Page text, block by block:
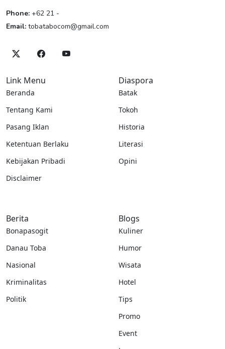
Phone: +62 21 -
Email: tobatabocom@gmail.com
Link Menu
Beranda
Tentang Kami
Pasang Iklan
Ketentuan Berlaku
Kebijakan Pribadi
Disclaimer
Diaspora
Batak
Tokoh
Historia
Literasi
Opini
Berita
Bonapasogit
Danau Toba
Nasional
Kriminalitas
Politik
Blogs
Kuliner
Humor
Wisata
Hotel
Tips
Promo
Event